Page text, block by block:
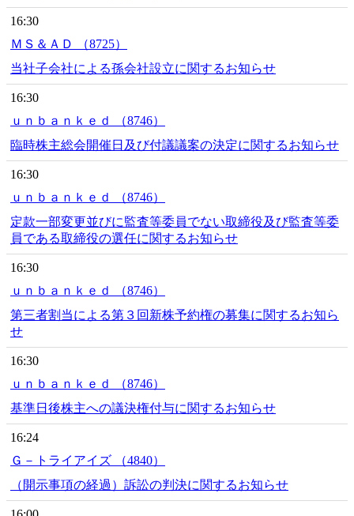
16:30
ＭＳ＆ＡＤ （8725）
当社子会社による孫会社設立に関するお知らせ
16:30
ｕｎｂａｎｋｅｄ （8746）
臨時株主総会開催日及び付議議案の決定に関するお知らせ
16:30
ｕｎｂａｎｋｅｄ （8746）
定款一部変更並びに監査等委員でない取締役及び監査等委
員である取締役の選任に関するお知らせ
16:30
ｕｎｂａｎｋｅｄ （8746）
第三者割当による第３回新株予約権の募集に関するお知ら
せ
16:30
ｕｎｂａｎｋｅｄ （8746）
基準日後株主への議決権付与に関するお知らせ
16:24
Ｇ－トライアイズ （4840）
（開示事項の経過）訴訟の判決に関するお知らせ